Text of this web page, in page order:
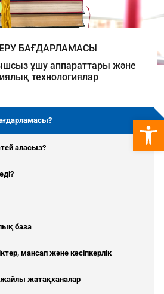
БАҒДАРЛАМАСЫ
ұшу аппараттары және
технологиялар
аласыз?
база
мансап және кәсіпкерлік
жайлы жатақханалар